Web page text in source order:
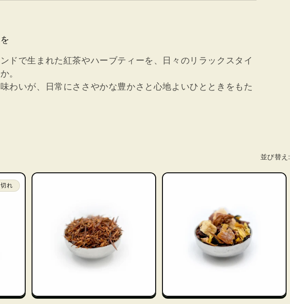
ドで生まれた紅茶やハーブティーを、日々のリラックスタイ
。
わいが、日常にささやかな豊かさと心地よいひとときをもた
並び替え:
れ